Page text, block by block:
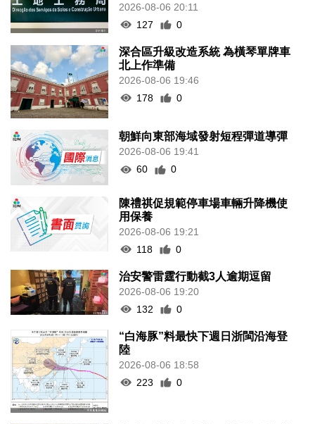
2026-08-06 20:11
127
0
深合區升級改造系統 為橫琴單牌車
北上作準備
2026-08-06 19:46
178
0
朝鮮向東部海域發射短程彈道導彈
2026-08-06 19:41
60
0
陳禮祺促規範停車場車輛升降機使
用保養
2026-08-06 19:21
118
0
治安警雷霆行動截3人逾期逗留
2026-08-06 19:20
132
0
“白海豚”料最快下週日浙閩沿海登
陸
2026-08-06 18:58
223
0